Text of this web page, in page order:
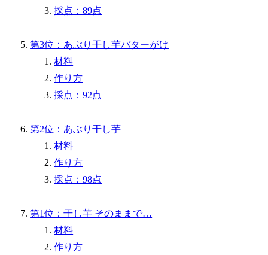
採点：89点
第3位：あぶり干し芋バターがけ
材料
作り方
採点：92点
第2位：あぶり干し芋
材料
作り方
採点：98点
第1位：干し芋 そのままで…
材料
作り方